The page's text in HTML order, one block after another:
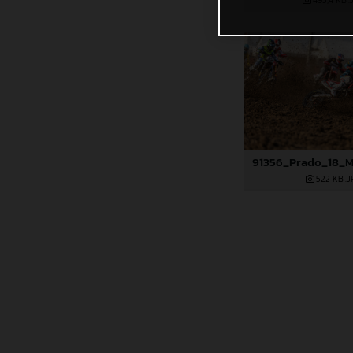
522 KB